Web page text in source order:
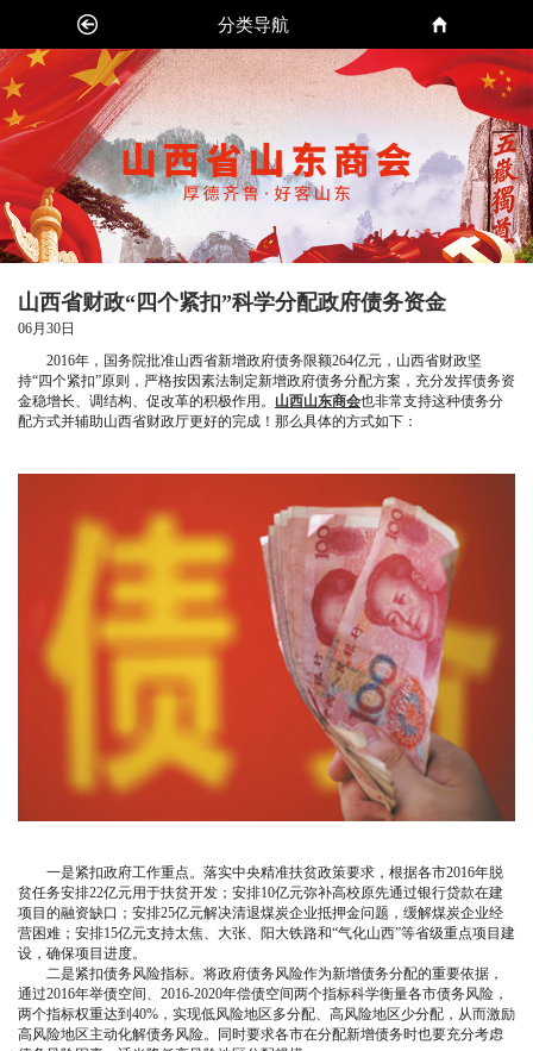
分类导航
山西省财政“四个紧扣”科学分配政府债务资金
06月30日
2016年，国务院批准山西省新增政府债务限额264亿元，山西省财政坚
持“四个紧扣”原则，严格按因素法制定新增政府债务分配方案，充分发挥债务资
金稳增长、调结构、促改革的积极作用。 山西山东商会也非常支持这种债务分
配方式并辅助山西省财政厅更好的完成！那么具体的方式如下：
一是紧扣政府工作重点。落实中央精准扶贫政策要求，根据各市2016年脱
贫任务安排22亿元用于扶贫开发；安排10亿元弥补高校原先通过银行贷款在建
项目的融资缺口；安排25亿元解决清退煤炭企业抵押金问题，缓解煤炭企业经
营困难；安排15亿元支持太焦、大张、阳大铁路和“气化山西”等省级重点项目建
设，确保项目进度。
二是紧扣债务风险指标。将政府债务风险作为新增债务分配的重要依据，
通过2016年举债空间、2016-2020年偿债空间两个指标科学衡量各市债务风险，
两个指标权重达到40%，实现低风险地区多分配、高风险地区少分配，从而激励
高风险地区主动化解债务风险。同时要求各市在分配新增债务时也要充分考虑